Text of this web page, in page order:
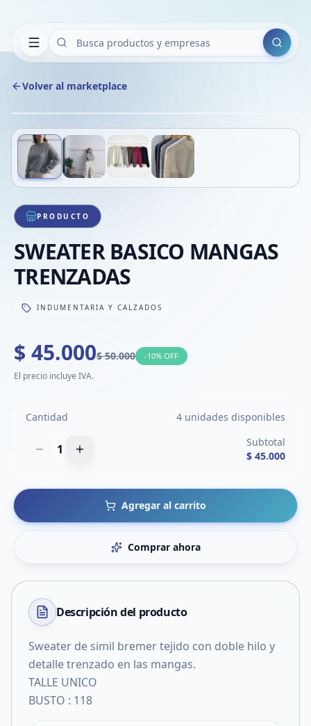
Buscar
Volver al marketplace
1/4
PRODUCTO
SWEATER BASICO MANGAS
TRENZADAS
INDUMENTARIA Y CALZADOS
$ 45.000$ 50.000 -10% OFF
El precio incluye IVA.
Cantidad 4 unidades disponibles
1
Subtotal
$ 45.000
Agregar al carrito
Comprar ahora
Descripción del producto
Sweater de simil bremer tejido con doble hilo y
detalle trenzado en las mangas.
TALLE UNICO
BUSTO : 118